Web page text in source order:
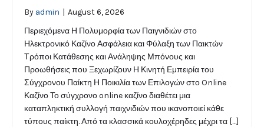
By admin | August 6, 2026
Περιεχόμενα Η Πολυμορφία των Παιγνιδιών στο
Ηλεκτρονικό Καζίνο Ασφάλεια και Φύλαξη των Παικτών
Τρόποι Κατάθεσης και Ανάληψης Μπόνους και
Προωθήσεις που Ξεχωρίζουν Η Κινητή Εμπειρία του
Σύγχρονου Παίκτη Η Ποικιλία των Επιλογών στο Online
Καζίνο Το σύγχρονο online καζίνο διαθέτει μια
καταπληκτική συλλογή παιχνιδιών που ικανοποιεί κάθε
τύπους παίκτη. Από τα κλασσικά κουλοχέρηδες μέχρι τα […]